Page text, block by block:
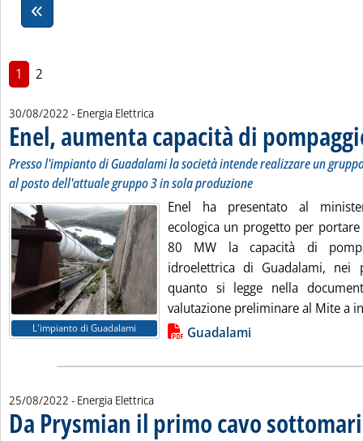
1 2
30/08/2022 - Energia Elettrica
Enel, aumenta capacità di
Presso l'impianto di Guadalami la società intende realizzare un
al posto dell'attuale gruppo 3 in sola produzione
L'impianto di Guadalami
Enel ha presentato al
ecologica un progetto per
80 MW la capacità di
idroelettrica di Guadalami, nei
quanto si legge nella
valutazione preliminare al Mite a
Lista allegati PDF alla notizia
Guadalami
25/08/2022 - Energia Elettrica
Da Prysmian il primo cavo